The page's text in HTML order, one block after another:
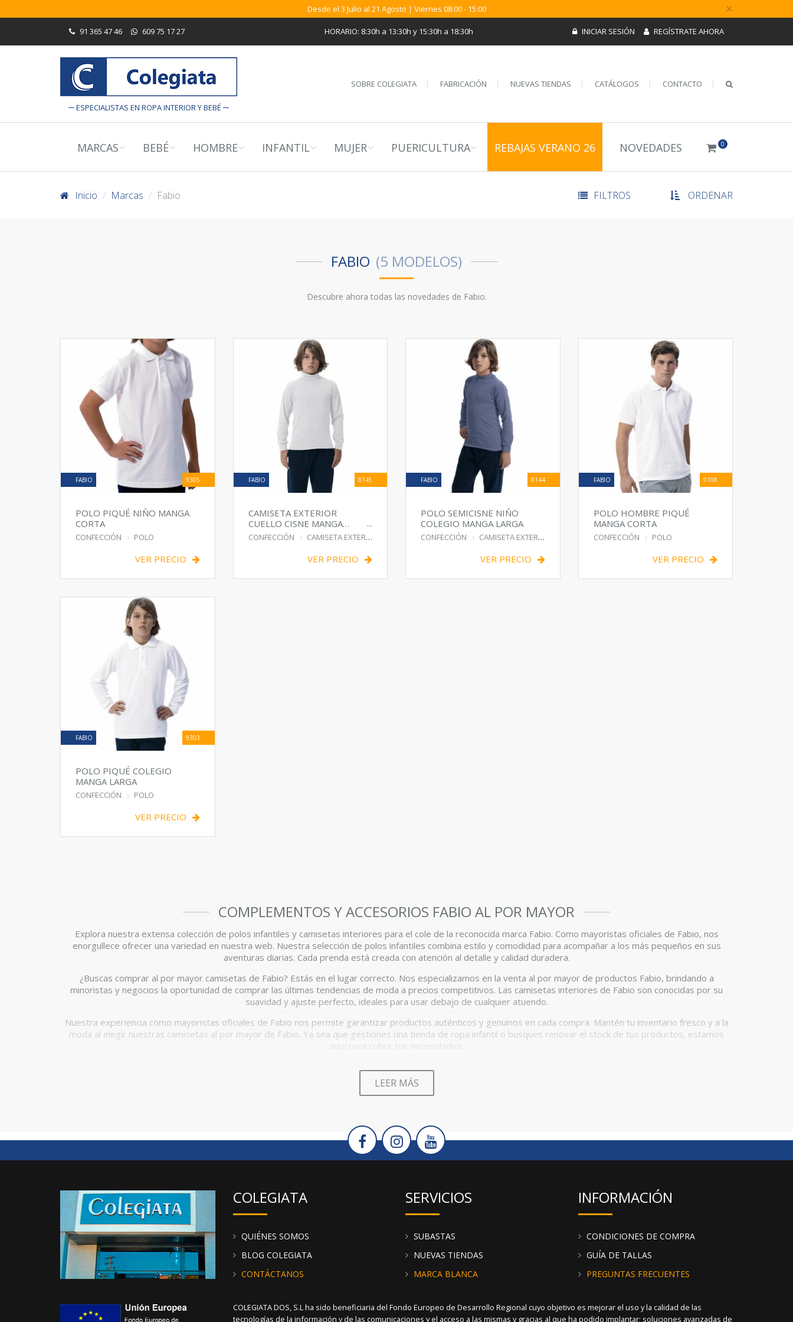
Desde el 3 Julio al 21 Agosto | Viernes 08:00 - 15:00 ×
91 365 47 46 609 75 17 27 HORARIO: 8:30h a 13:30h y 15:30h a 18:30h INICIAR SESIÓN REGÍSTRATE AHORA
ESPECIALISTAS EN ROPA INTERIOR Y BEBÉ
SOBRE COLEGIATA FABRICACIÓN NUEVAS TIENDAS CATÁLOGOS CONTACTO
MARCAS BEBÉ HOMBRE INFANTIL MUJER PUERICULTURA REBAJAS VERANO 26 NOVEDADES 0
Inicio Marcas Fabio FILTROS ORDENAR
FABIO
Descubre ahora todas las novedades de Fabio.
FABIO 9305
POLO PIQUÉ NIÑO MANGA
CORTA
CONFECCIÓN POLO
VER PRECIO
FABIO 8145
CAMISETA EXTERIOR
CUELLO CISNE MANGA
LARGA
CONFECCIÓN CAMISETA EXTERIOR
VER PRECIO
FABIO 8144
POLO SEMICISNE NIÑO
COLEGIO MANGA LARGA
CONFECCIÓN CAMISETA EXTERIOR
VER PRECIO
FABIO 9108
POLO HOMBRE PIQUÉ
MANGA CORTA
CONFECCIÓN POLO
VER PRECIO
FABIO 9303
POLO PIQUÉ COLEGIO
MANGA LARGA
CONFECCIÓN POLO
VER PRECIO
COMPLEMENTOS Y ACCESORIOS FABIO AL POR MAYOR
Explora nuestra extensa colección de polos infantiles y camisetas interiores para el cole de la reconocida marca Fabio. Como mayoristas oficiales de Fabio, nos
enorgullece ofrecer una variedad en nuestra web. Nuestra selección de polos infantiles combina estilo y comodidad para acompañar a los más pequeños en sus
aventuras diarias. Cada prenda está creada con atención al detalle y calidad duradera.
¿Buscas comprar al por mayor camisetas de Fabio? Estás en el lugar correcto. Nos especializamos en la venta al por mayor de productos Fabio, brindando a
minoristas y negocios la oportunidad de comprar las últimas tendencias de moda a precios competitivos. Las camisetas interiores de Fabio son conocidas por su
suavidad y ajuste perfecto, ideales para usar debajo de cualquier atuendo.
Nuestra experiencia como mayoristas oficiales de Fabio nos permite garantizar productos auténticos y genuinos en cada compra. Mantén tu inventario fresco y a la
moda al elegir nuestras camisetas al por mayor de Fabio. Ya sea que gestiones una tienda de ropa infantil o busques renovar el stock de tus productos, estamos
aquí para cubrir tus necesidades.
interiores para descubrir una gama diversa de estilos y tallas. Simplifica tu proceso de abastecimiento con nosotros y ofrece lo mejor a tus clientes. Elige la
autenticidad, elige la calidad y elige a los mayores expertos en compra al por mayor de camisetas de Fabio
En nuestra web puedes comprar complementos y accesorios de FABIO al por mayor y recíbelo en tu tienda en un plazo de 24/48h. Te recomendamos visitar el
catálogo y descubrir todos los productos de la marca disponibles. Recuerda que puedes ayudarte de la pestaña "filtros" para encontrar productos de forma más
rápida y eficaz.
LEER MÁS
COLEGIATA
QUIÉNES SOMOS
BLOG COLEGIATA
CONTÁCTANOS
SERVICIOS
SUBASTAS
NUEVAS TIENDAS
MARCA BLANCA
INFORMACIÓN
CONDICIONES DE COMPRA
GUÍA DE TALLAS
PREGUNTAS FRECUENTES
COLEGIATA DOS, S.L ha sido beneficiaria del Fondo Europeo de Desarrollo Regional cuyo objetivo es mejorar el uso y la calidad de las
tecnologías de la información y de las comunicaciones y el acceso a las mismas y gracias al que ha podido implantar; soluciones avanzadas de